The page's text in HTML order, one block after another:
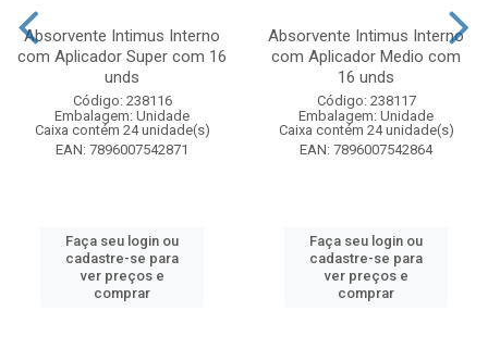
Absorvente Intimus Interno
com Aplicador Super com 16
unds
Código: 238116
Embalagem: Unidade
Caixa contém 24 unidade(s)
EAN: 7896007542871
Faça seu login ou
cadastre-se para
ver preços e
comprar
Absorvente Intimus Interno
com Aplicador Medio com
16 unds
Código: 238117
Embalagem: Unidade
Caixa contém 24 unidade(s)
EAN: 7896007542864
Faça seu login ou
cadastre-se para
ver preços e
comprar